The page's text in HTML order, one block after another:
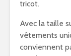
tricot.
Avec la taille
vêtements
conviennent